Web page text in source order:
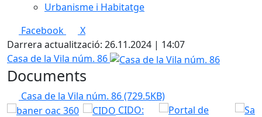
Urbanisme i Habitatge
Facebook
X
Darrera actualització: 26.11.2024 | 14:07
Casa de la Vila núm. 86
Documents
Casa de la Vila núm. 86(729.5KB)
CIDO: